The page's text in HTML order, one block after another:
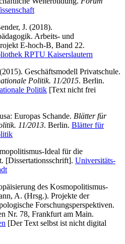
J. (2018).
Arbeits- und
E-hoch-B, Band 22.
RPTU Kaiserslautern
Geschäftsmodell Privatschule.
Politik. 11/2015. Berlin.
Politik [Text nicht frei
Europas Schande. Blätter für
11/2013. Berlin. Blätter für
Ideal für die
[Dissertationsschrift]. Universitäts-
des Kosmopolitismus-
A. (Hrsg.). Projekte der
Forschungsperspektiven.
Nr. 78, Frankfurt am Main.
[Der Text selbst ist nicht digital